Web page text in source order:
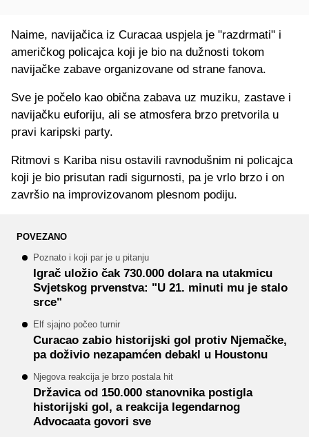
Naime, navijačica iz Curacaa uspjela je "razdrmati" i
američkog policajca koji je bio na dužnosti tokom
navijačke zabave organizovane od strane fanova.
Sve je počelo kao obična zabava uz muziku, zastave i
navijačku euforiju, ali se atmosfera brzo pretvorila u
pravi karipski party.
Ritmovi s Kariba nisu ostavili ravnodušnim ni policajca
koji je bio prisutan radi sigurnosti, pa je vrlo brzo i on
završio na improvizovanom plesnom podiju.
POVEZANO
Poznato i koji par je u pitanju
Igrač uložio čak 730.000 dolara na utakmicu
Svjetskog prvenstva: "U 21. minuti mu je stalo
srce"
Elf sjajno počeo turnir
Curacao zabio historijski gol protiv Njemačke,
pa doživio nezapamćen debakl u Houstonu
Njegova reakcija je brzo postala hit
Državica od 150.000 stanovnika postigla
historijski gol, a reakcija legendarnog
Advocaata govori sve